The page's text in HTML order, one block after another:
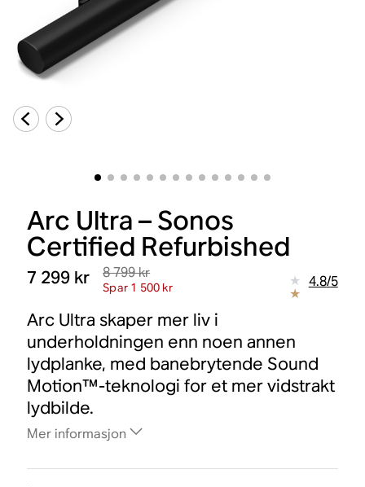
Arc Ultra – Sonos
Certified Refurbished
7 299 kr 8 799 kr
Spar 1 500 kr 4.8/5
Arc Ultra skaper mer liv i
underholdningen enn noen annen
lydplanke, med banebrytende Sound
Motion™-teknologi for et mer vidstrakt
lydbilde.
Mer informasjon